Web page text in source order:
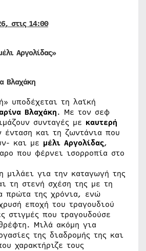
στις 14:00
Αργολίδας»
Βλαχάκη
υποδέχεται τη λαϊκή
Βλαχάκη. Με τον σεφ
συνταγές με καυτερή
ένταση και τη ζωντάνια που
και με μέλι Αργολίδας,
που φέρνει ισορροπία στο
μιλάει για την καταγωγή της
τη στενή σχέση της με τη
πρώτα της χρόνια, ενώ
εποχή του τραγουδιού
στιγμές που τραγουδούσε
Μιλά ακόμη για
της διαδρομής της και
χαρακτήριζε τους